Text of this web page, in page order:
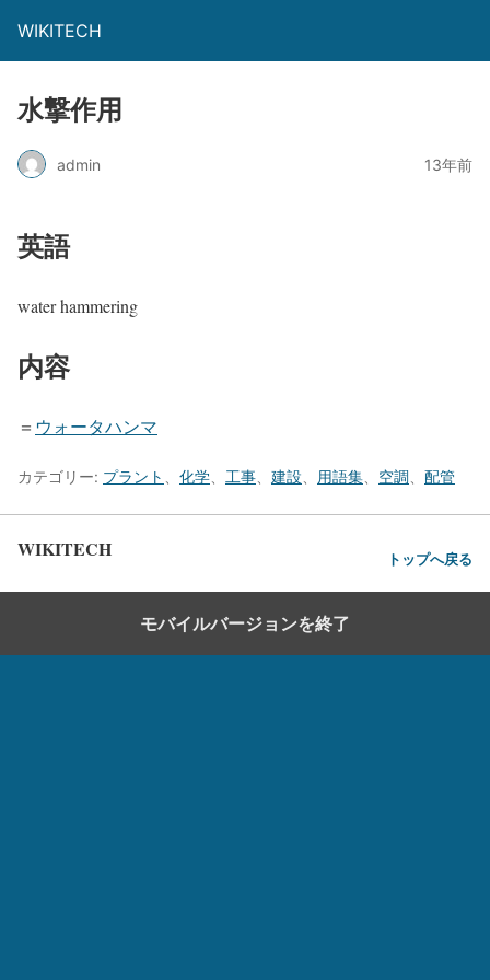
WIKITECH
水撃作用
admin 13年前
英語
water hammering
内容
＝ ウォータハンマ
カテゴリー: プラント 化学 工事 建設 用語集 空調 配管
WIKITECH トップへ戻る
モバイルバージョンを終了